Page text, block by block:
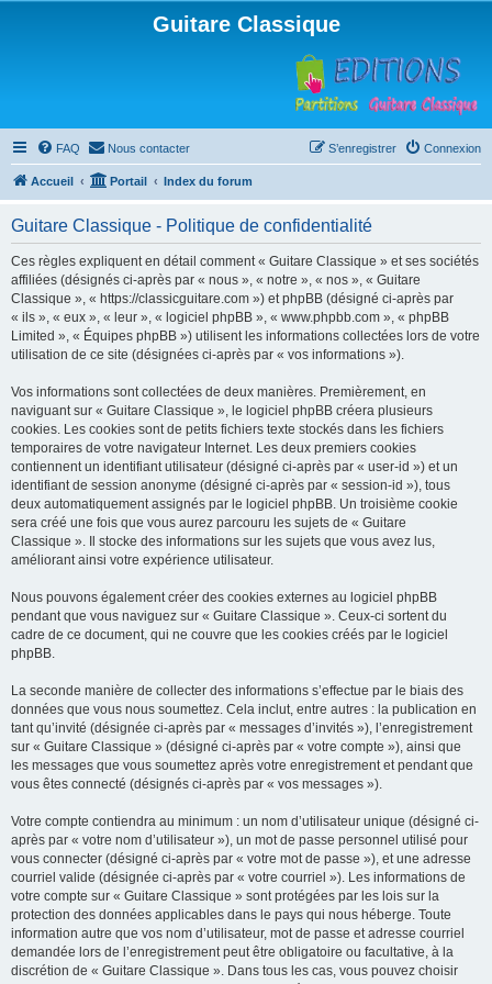
Guitare Classique
FAQ Nous contacter Connexion
S’enregistrer
Accueil Portail Index du forum
Guitare Classique - Politique de confidentialité
Ces règles expliquent en détail comment « Guitare Classique » et ses sociétés
affiliées (désignés ci-après par « nous », « notre », « nos », « Guitare
Classique », « https://classicguitare.com ») et phpBB (désigné ci-après par
« ils », « eux », « leur », « logiciel phpBB », « www.phpbb.com », « phpBB
Limited », « Équipes phpBB ») utilisent les informations collectées lors de votre
utilisation de ce site (désignées ci-après par « vos informations »).
Vos informations sont collectées de deux manières. Premièrement, en
naviguant sur « Guitare Classique », le logiciel phpBB créera plusieurs
cookies. Les cookies sont de petits fichiers texte stockés dans les fichiers
temporaires de votre navigateur Internet. Les deux premiers cookies
contiennent un identifiant utilisateur (désigné ci-après par « user-id ») et un
identifiant de session anonyme (désigné ci-après par « session-id »), tous
deux automatiquement assignés par le logiciel phpBB. Un troisième cookie
sera créé une fois que vous aurez parcouru les sujets de « Guitare
Classique ». Il stocke des informations sur les sujets que vous avez lus,
améliorant ainsi votre expérience utilisateur.
Nous pouvons également créer des cookies externes au logiciel phpBB
pendant que vous naviguez sur « Guitare Classique ». Ceux-ci sortent du
cadre de ce document, qui ne couvre que les cookies créés par le logiciel
phpBB.
La seconde manière de collecter des informations s’effectue par le biais des
données que vous nous soumettez. Cela inclut, entre autres : la publication en
tant qu’invité (désignée ci-après par « messages d’invités »), l’enregistrement
sur « Guitare Classique » (désigné ci-après par « votre compte »), ainsi que
les messages que vous soumettez après votre enregistrement et pendant que
vous êtes connecté (désignés ci-après par « vos messages »).
Votre compte contiendra au minimum : un nom d’utilisateur unique (désigné ci-
après par « votre nom d’utilisateur »), un mot de passe personnel utilisé pour
vous connecter (désigné ci-après par « votre mot de passe »), et une adresse
courriel valide (désignée ci-après par « votre courriel »). Les informations de
votre compte sur « Guitare Classique » sont protégées par les lois sur la
protection des données applicables dans le pays qui nous héberge. Toute
information autre que vos nom d’utilisateur, mot de passe et adresse courriel
demandée lors de l’enregistrement peut être obligatoire ou facultative, à la
discrétion de « Guitare Classique ». Dans tous les cas, vous pouvez choisir